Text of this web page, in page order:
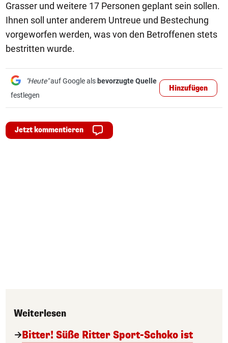
Grasser und weitere 17 Personen geplant sein sollen.
Ihnen soll unter anderem Untreue und Bestechung
vorgeworfen werden, was von den Betroffenen stets
bestritten wurde.
"Heute"auf Google als bevorzugte Quelle
festlegen
Hinzufügen
Jetzt kommentieren
Weiterlesen
Bitter! Süße Ritter Sport-Schoko ist